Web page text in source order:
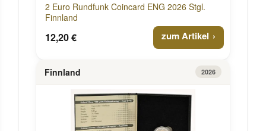
2 Euro Rundfunk Coincard ENG 2026 Stgl.
Finnland
12,20 € zum Artikel
Finnland 2026